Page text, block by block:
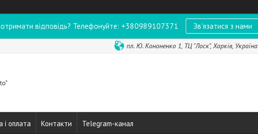
відповідь? Телефонуйте: +380989107371 Зв'язатися з нами
пл. Ю. Кононенко 1, ТЦ "Лоск", Харків, Україна
і оплата Контакти Telegram-канал